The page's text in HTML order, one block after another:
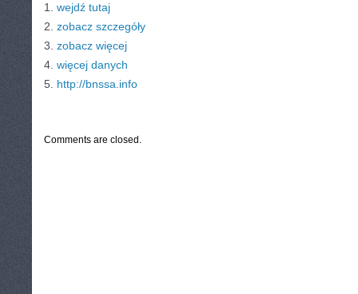
1. wejdź tutaj
2. zobacz szczegóły
3. zobacz więcej
4. więcej danych
5. http://bnssa.info
Comments are closed.